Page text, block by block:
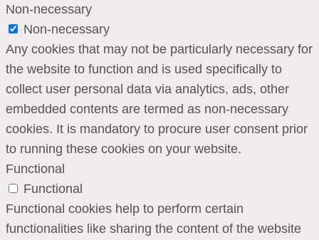
Non-necessary
Non-necessary
Any cookies that may not be particularly necessary for
the website to function and is used specifically to
collect user personal data via analytics, ads, other
embedded contents are termed as non-necessary
cookies. It is mandatory to procure user consent prior
to running these cookies on your website.
Functional
Functional
Functional cookies help to perform certain
functionalities like sharing the content of the website